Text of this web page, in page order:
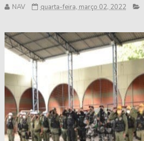
NAV quarta-feira, março 02, 2022